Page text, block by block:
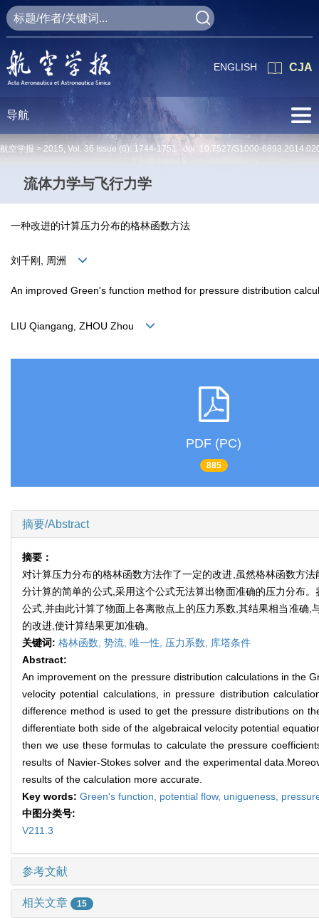
CJA
ENGLISH
导航
航空学报 > 2015, Vol. 36 Issue (6): 1744-1751 doi: 10.7527/S1000-
流体力学与飞行力学
一种改进的计算压力分布的格林函数方法
刘千刚, 周洲
An improved Green's function method for pressure distribution
LIU Qiangang, ZHOU Zhou
PDF (PC)
885
摘要/Abstract
摘要：
对计算压力分布的格林函数方法作了一定的改进,虽然格林函数方
分计算的简单的公式,采用这个公式无法算出物面准确的压力分布
公式,并由此计算了物面上各离散点上的压力系数,其结果相当准确
的改进,使计算结果更加准确。
关键词: 格林函数, 势流, 唯一性, 压力系数, 库塔条件
Abstract:
An improvement on the pressure distribution calculations in the
velocity potential calculations, in pressure distribution
difference method is used to get the pressure distributions on
differentiate both side of the algebraical velocity potential
then we use these formulas to calculate the pressure
results of Navier-Stokes solver and the experimental
results of the calculation more accurate.
Key words: Green's function, potential flow, unigueness,
中图分类号:
V211.3
参考文献
相关文章 15